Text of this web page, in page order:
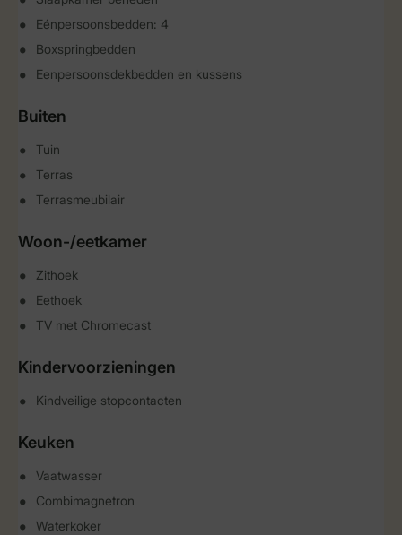
Eénpersoonsbedden: 4
Boxspringbedden
Eenpersoonsdekbedden en kussens
Buiten
Tuin
Terras
Terrasmeubilair
Woon-/eetkamer
Zithoek
Eethoek
TV met Chromecast
Kindervoorzieningen
Kindveilige stopcontacten
Keuken
Vaatwasser
Combimagnetron
Waterkoker